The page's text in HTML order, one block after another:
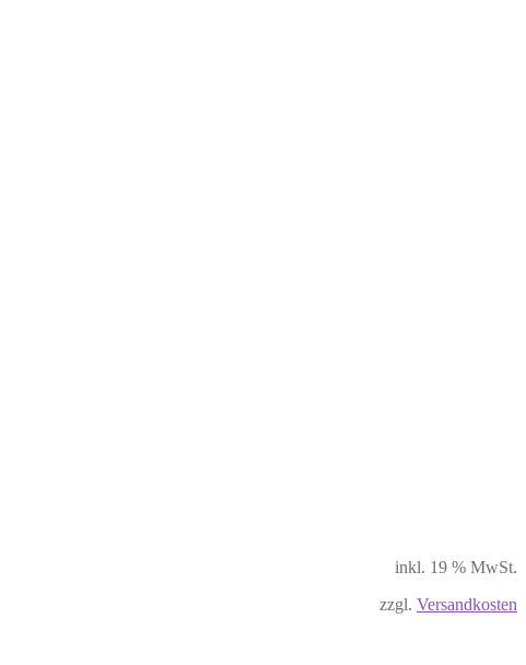
inkl. 19 % MwSt.
zzgl. Versandkosten